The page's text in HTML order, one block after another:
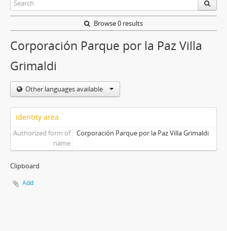
Browse 0 results
Corporación Parque por la Paz Villa
Grimaldi
Other languages available
Identity area
Authorized form of
name
Corporación Parque por la Paz Villa Grimaldi
Clipboard
Add